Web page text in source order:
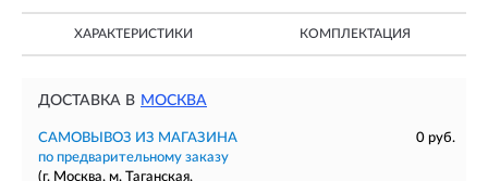
ХАРАКТЕРИСТИКИ КОМПЛЕКТАЦИЯ
ДОСТАВКА В МОСКВА
САМОВЫВОЗ ИЗ МАГАЗИНА
0 руб.
по предварительному заказу
(г. Москва, м. Таганская,